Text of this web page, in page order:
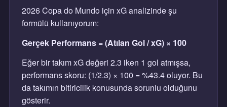
2026 Copa do Mundo için xG analizinde şu
formülü kullanıyorum:
Gerçek Performans = (Atılan Gol / xG) × 100
Eğer bir takım xG değeri 2.3 iken 1 gol atmışsa,
performans skoru: (1/2.3) × 100 = %43.4 oluyor. Bu
da takımın bitiricilik konusunda sorunlu olduğunu
gösterir.